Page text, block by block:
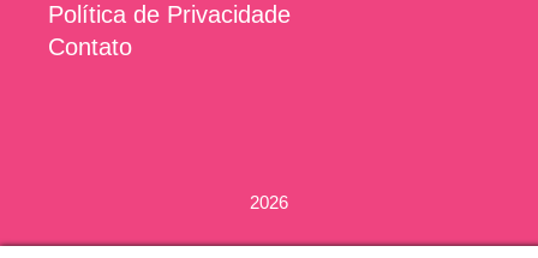
Política de Privacidade
Contato
2026